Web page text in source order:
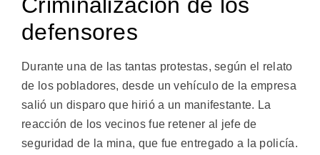
defensores
Durante una de las tantas protestas, según el relato
de los pobladores, desde un vehículo de la empresa
salió un disparo que hirió a un manifestante. La
reacción de los vecinos fue retener al jefe de
seguridad de la mina, que fue entregado a la policía.